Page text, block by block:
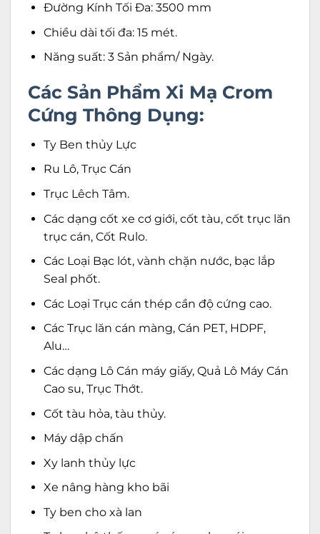
Đường Kính Tối Đa: 3500 mm
Chiều dài tối đa: 15 mét.
Năng suất: 3 Sản phẩm/ Ngày.
Các Sản Phẩm Xi Mạ Crom
Cứng Thông Dụng:
Ty Ben thủy Lực
Ru Lô, Trục Cán
Trục Lêch Tâm.
Các dạng cốt xe cơ giới, cốt tàu, cốt trục lăn
trục cán, Cốt Rulo.
Các Loại Bạc lót, vành chặn nước, bạc lắp
Seal phốt.
Các Loại Trục cán thép cần độ cứng cao.
Các Trục lăn cán màng, Cán PET, HDPF,
Alu…
Các dạng Lô Cán máy giấy, Quả Lô Máy Cán
Cao su, Trục Thớt.
Cốt tàu hỏa, tàu thủy.
Máy dập chấn
Xy lanh thủy lực
Xe nâng hàng kho bãi
Ty ben cho xà lan